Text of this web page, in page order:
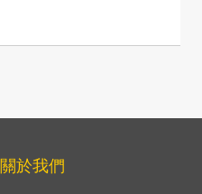
關於我們